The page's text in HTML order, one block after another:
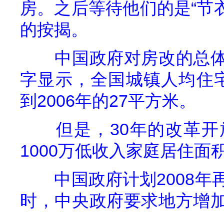
房。之后等待他们的是“节
的按揭。
中国政府对房改的总
字显示，全国城镇人均住
到2006年的27平方米。
但是， 30年的改革
1000万低收入家庭居住面
中国政府计划 2008年
时，中央政府要求地方增